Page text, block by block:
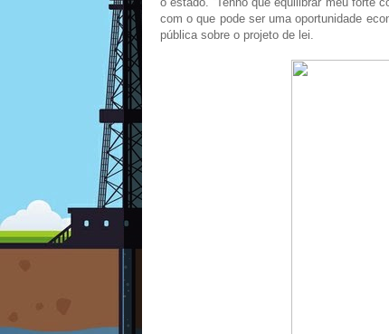
com o que pode ser uma oportunidade
pública sobre o projeto de lei.